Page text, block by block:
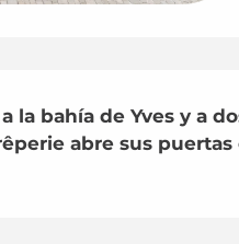
bahía de Yves y a
abre sus